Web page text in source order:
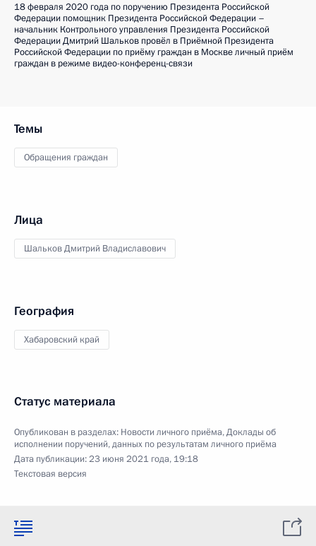
18 февраля 2020 года по поручению Президента Российской
Федерации помощник Президента Российской Федерации –
начальник Контрольного управления Президента Российской
Федерации Дмитрий Шальков провёл в Приёмной Президента
Российской Федерации по приёму граждан в Москве личный приём
граждан в режиме видео-конференц-связи
Темы
Обращения граждан
Лица
Шальков Дмитрий Владиславович
География
Хабаровский край
Статус материала
Опубликован в разделах: Новости личного приёма,Доклады об
исполнении поручений, данных по результатам личного приёма
Дата публикации:23 июня 2021 года, 19:18
Текстовая версия